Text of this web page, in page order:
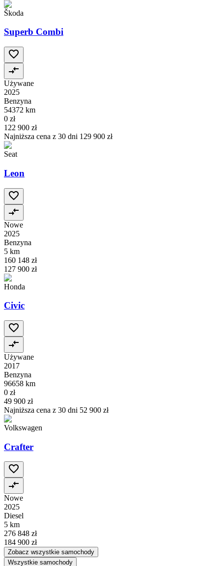
Škoda
Superb Combi
Używane
2025
Benzyna
54372 km
0 zł
122 900 zł
Najniższa cena z 30 dni 129 900 zł
Seat
Leon
Nowe
2025
Benzyna
5 km
160 148 zł
127 900 zł
Honda
Civic
Używane
2017
Benzyna
96658 km
0 zł
49 900 zł
Najniższa cena z 30 dni 52 900 zł
Volkswagen
Crafter
Nowe
2025
Diesel
5 km
276 848 zł
184 900 zł
Zobacz wszystkie samochody
Wszystkie samochody